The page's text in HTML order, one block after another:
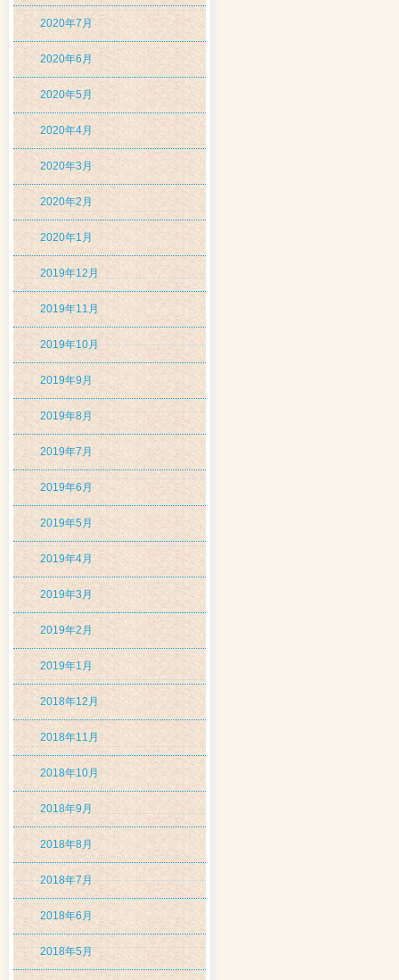
2020年7月
2020年6月
2020年5月
2020年4月
2020年3月
2020年2月
2020年1月
2019年12月
2019年11月
2019年10月
2019年9月
2019年8月
2019年7月
2019年6月
2019年5月
2019年4月
2019年3月
2019年2月
2019年1月
2018年12月
2018年11月
2018年10月
2018年9月
2018年8月
2018年7月
2018年6月
2018年5月